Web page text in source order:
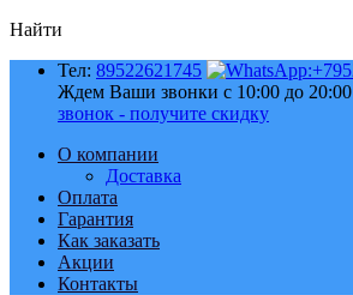
Найти
Тел: 89522621745
Ждем Ваши звонки с 10:00 до 20:00
звонок - получите скидку
О компании
Доставка
Оплата
Гарантия
Как заказать
Акции
Контакты